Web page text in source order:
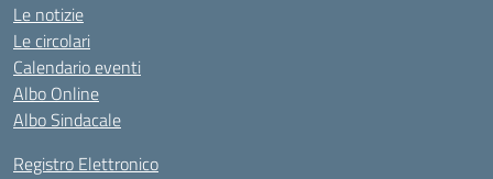
Le notizie
Le circolari
Calendario eventi
Albo Online
Albo Sindacale
Registro Elettronico